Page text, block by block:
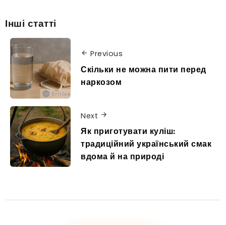
Інші статті
Previous
Скільки не можна пити перед
наркозом
Next
Як приготувати куліш:
традиційний український смак
вдома й на природі